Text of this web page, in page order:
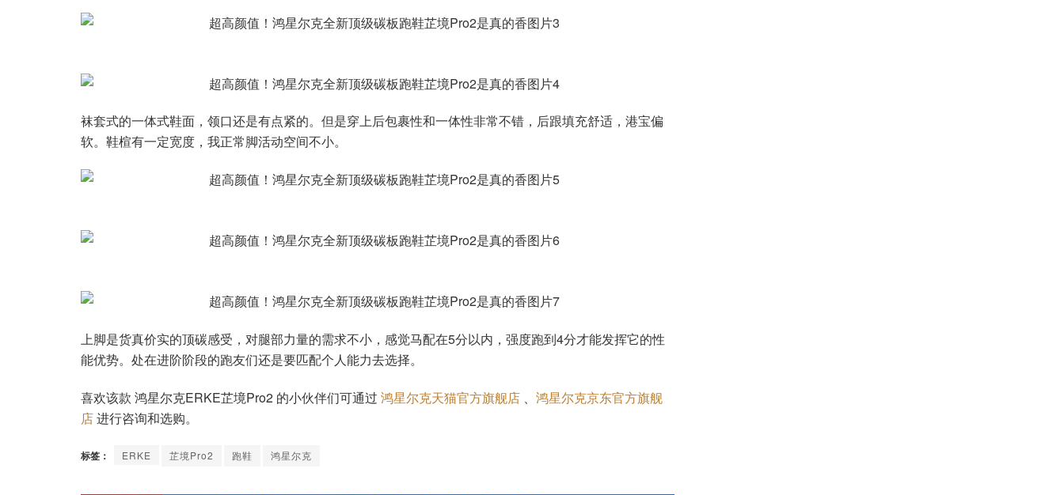
袜套式的一体式鞋面，领口还是有点紧的。但是穿上后包裹性和一体性非常不错，后跟填充舒适，港宝偏
软。鞋楦有一定宽度，我正常脚活动空间不小。
上脚是货真价实的顶碳感受，对腿部力量的需求不小，感觉马配在5分以内，强度跑到4分才能发挥它的性
能优势。处在进阶阶段的跑友们还是要匹配个人能力去选择。
喜欢该款 鸿星尔克ERKE芷境Pro2 的小伙伴们可通过 鸿星尔克天猫官方旗舰店
鸿星尔克京东官方旗舰
店进行咨询和选购。
标签： ERKE 芷境Pro2 跑鞋 鸿星尔克